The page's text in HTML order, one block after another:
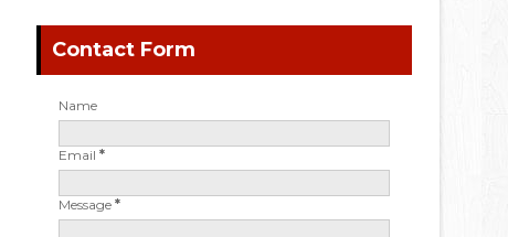
Contact Form
Name
Email *
Message *